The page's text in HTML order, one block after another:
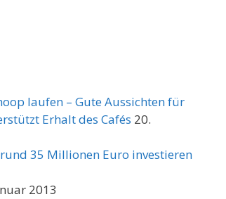
laufen – Gute Aussichten für
Erhalt des Cafés 20.
35 Millionen Euro investieren
2013